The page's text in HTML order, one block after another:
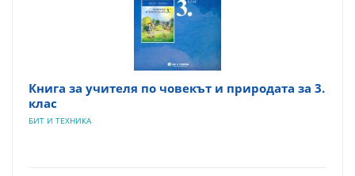
Книга за учителя по човекът и природата за 3.
клас
БИТ И ТЕХНИКА